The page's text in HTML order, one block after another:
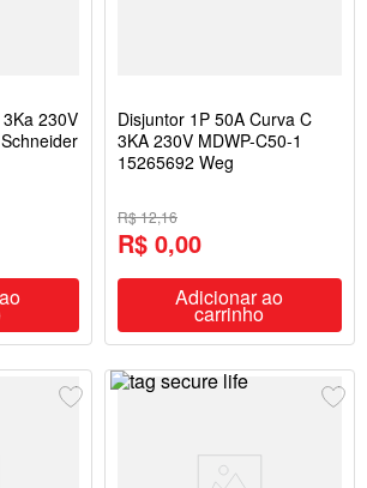
230V
Disjuntor 1P 50A Curva C
3KA 230V MDWP-C50-1
15265692 Weg
R$ 12,16
R$ 0,00
Adicionar ao
carrinho